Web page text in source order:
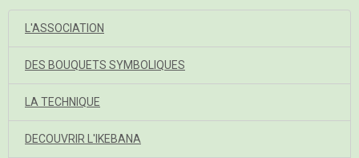
L'ASSOCIATION
DES BOUQUETS SYMBOLIQUES
LA TECHNIQUE
DECOUVRIR L'IKEBANA